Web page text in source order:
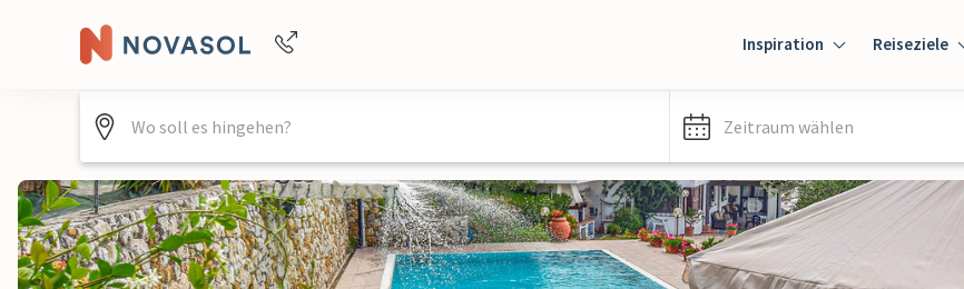
Inspiration Reiseziele
Zeitraum wählen